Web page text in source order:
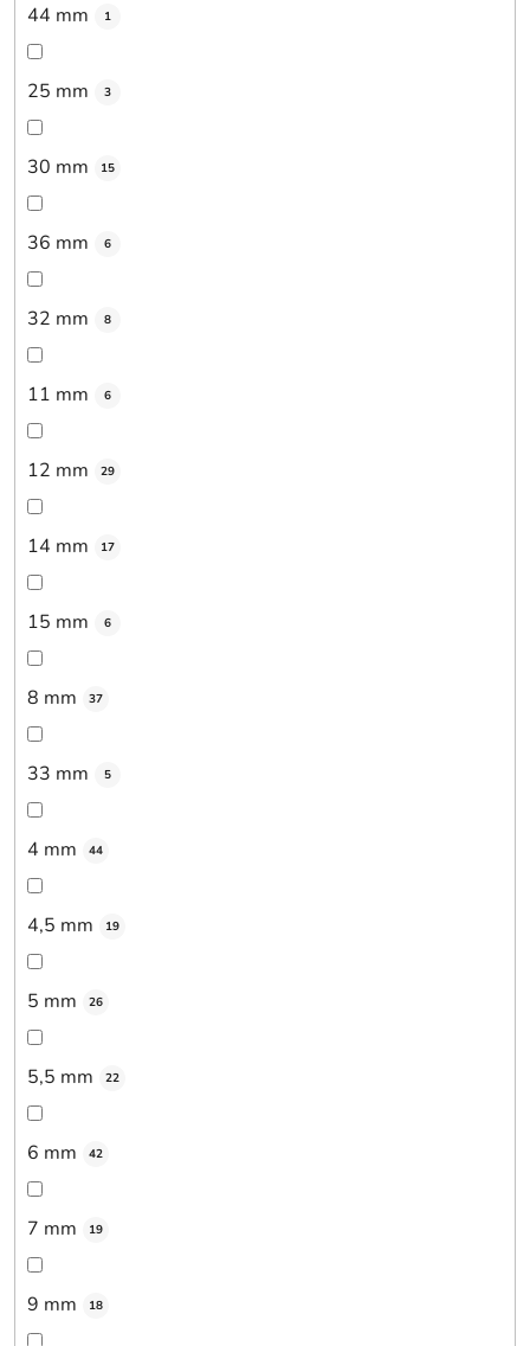
44 mm 1
25 mm 3
30 mm 15
36 mm 6
32 mm 8
11 mm 6
12 mm 29
14 mm 17
15 mm 6
8 mm 37
33 mm 5
4 mm 44
4,5 mm 19
5 mm 26
5,5 mm 22
6 mm 42
7 mm 19
9 mm 18